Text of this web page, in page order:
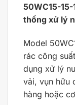
50WC15-15-
thống xử lý
Model
rác công
dụng xử lý
vải, vụn hữu
hàng hoặc